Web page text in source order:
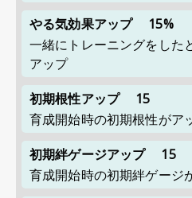
やる気効果アップ
15%
一緒にトレーニングをした
アップ
初期根性アップ
15
育成開始時の初期根性がア
初期絆ゲージアップ
15
育成開始時の初期絆ゲージ